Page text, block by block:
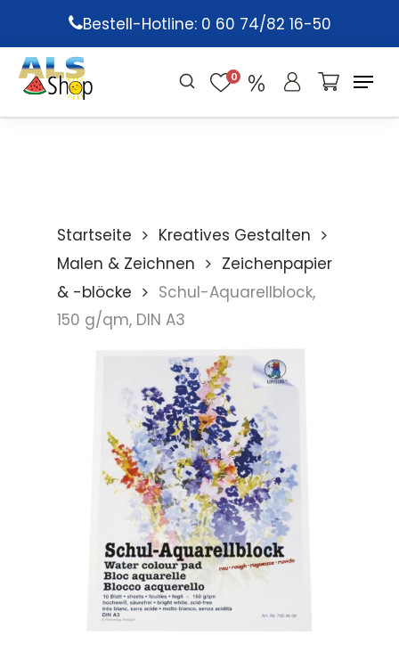
main
content
Bestell-Hotline: 0 60 74/82 16-50
0
Startseite
Kreatives Gestalten
Malen & Zeichnen
Zeichenpapier
& -blöcke
Schul-Aquarellblock,
150 g/qm, DIN A3